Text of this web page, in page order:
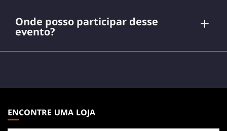
Onde posso participar desse
evento?
THE
GATHERING
ENCONTRE UMA LOJA